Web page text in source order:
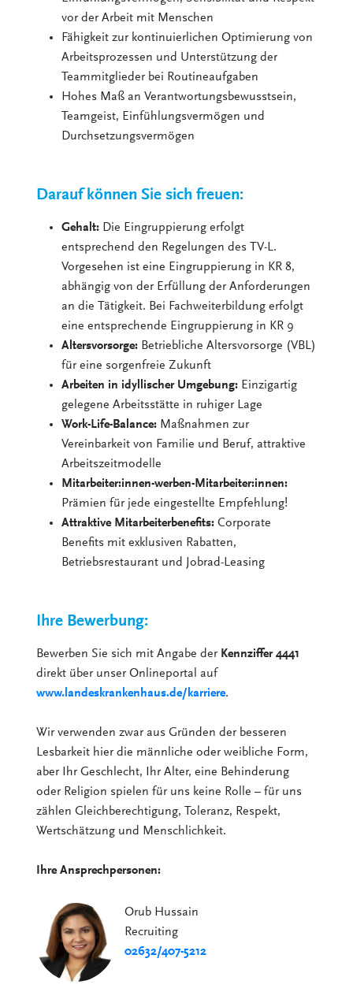
vor der Arbeit mit Menschen
Fähigkeit zur kontinuierlichen Optimierung von
Arbeitsprozessen und Unterstützung der
Teammitglieder bei Routineaufgaben
Hohes Maß an Verantwortungsbewusstsein,
Teamgeist, Einfühlungsvermögen und
Durchsetzungsvermögen
Darauf können Sie sich freuen:
Gehalt: Die Eingruppierung erfolgt
entsprechend den Regelungen des TV-L.
Vorgesehen ist eine Eingruppierung in KR 8,
abhängig von der Erfüllung der Anforderungen
an die Tätigkeit. Bei Fachweiterbildung erfolgt
eine entsprechende Eingruppierung in KR 9
Altersvorsorge: Betriebliche Altersvorsorge (VBL)
für eine sorgenfreie Zukunft
Arbeiten in idyllischer Umgebung: Einzigartig
gelegene Arbeitsstätte in ruhiger Lage
Work-Life-Balance: Maßnahmen zur
Vereinbarkeit von Familie und Beruf, attraktive
Arbeitszeitmodelle
Mitarbeiter:innen-werben-Mitarbeiter:innen:
Prämien für jede eingestellte Empfehlung!
Attraktive Mitarbeiterbenefits: Corporate
Benefits mit exklusiven Rabatten,
Betriebsrestaurant und Jobrad-Leasing
Ihre Bewerbung:
Bewerben Sie sich mit Angabe der Kennziffer 4441
direkt über unser Onlineportal auf
www.landeskrankenhaus.de/karriere.
Wir verwenden zwar aus Gründen der besseren
Lesbarkeit hier die männliche oder weibliche Form,
aber Ihr Geschlecht, Ihr Alter, eine Behinderung
oder Religion spielen für uns keine Rolle – für uns
zählen Gleichberechtigung, Toleranz, Respekt,
Wertschätzung und Menschlichkeit.
Ihre Ansprechpersonen:
Orub Hussain
Recruiting
02632/407-5212